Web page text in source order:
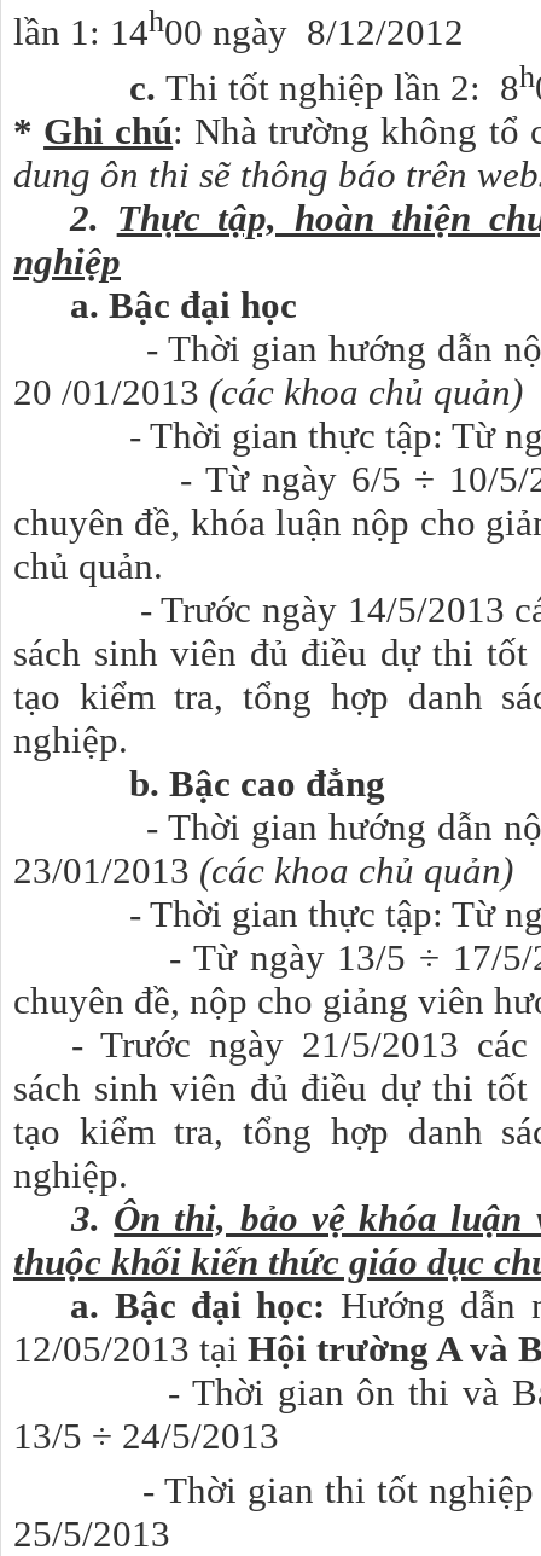
lần 1: 14h00 ngày 8/12/2012
c. Thi tốt nghiệp lần 2: 8h
* Ghi chú: Nhà trường không tổ
dung ôn thi sẽ thông báo trên
2. Thực tập, hoàn thiện
nghiệp
a. Bậc đại học
- Thời gian hướng dẫn nội
20 /01/2013 (các khoa chủ quản)
- Thời gian thực tập: Từ
- Từ ngày 6/5 ÷ 10/5/
chuyên đề, khóa luận nộp cho
chủ quản.
- Trước ngày 14/5/2013 các
sách sinh viên đủ điều dự thi
tạo kiểm tra, tổng hợp danh
nghiệp.
b. Bậc cao đẳng
- Thời gian hướng dẫn nội
23/01/2013 (các khoa chủ quản)
- Thời gian thực tập: Từ
- Từ ngày 13/5 ÷ 17/5/
chuyên đề, nộp cho giảng viên
- Trước ngày 21/5/2013
sách sinh viên đủ điều dự thi
tạo kiểm tra, tổng hợp danh
nghiệp.
3. Ôn thi, bảo vệ khóa luận
thuộc khối kiến thức giáo dục
a. Bậc đại học: Hướng dẫn
12/05/2013 tại Hội trường A và
- Thời gian ôn thi và Bảo
13/5 ÷ 24/5/2013
- Thời gian thi tốt nghiệp
25/5/2013